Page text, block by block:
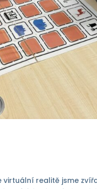
virtuální realitě jsme